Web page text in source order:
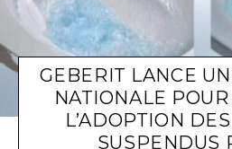
GEBERIT LANCE
NATIONALE
L’ADOPTION
SUSPENDUS